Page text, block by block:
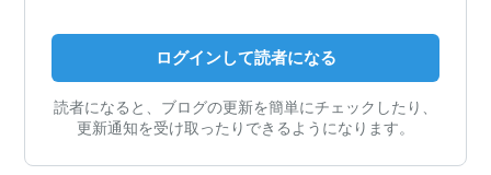
ログインして読者になる
読者になると、ブログの更新を簡単にチェックしたり、
更新通知を受け取ったりできるようになります。